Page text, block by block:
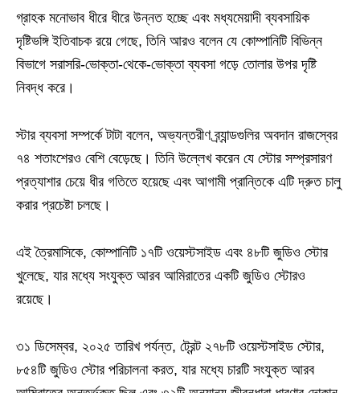
গ্রাহক মনোভাব ধীরে ধীরে উন্নত হচ্ছে এবং মধ্যমেয়াদী ব্যবসায়িক
দৃষ্টিভঙ্গি ইতিবাচক রয়ে গেছে, তিনি আরও বলেন যে কোম্পানিটি বিভিন্ন
বিভাগে সরাসরি-ভোক্তা-থেকে-ভোক্তা ব্যবসা গড়ে তোলার উপর দৃষ্টি
নিবদ্ধ করে।
স্টার ব্যবসা সম্পর্কে টাটা বলেন, অভ্যন্তরীণ ব্র্যান্ডগুলির অবদান রাজস্বের
৭৪ শতাংশেরও বেশি বেড়েছে। তিনি উল্লেখ করেন যে স্টোর সম্প্রসারণ
প্রত্যাশার চেয়ে ধীর গতিতে হয়েছে এবং আগামী প্রান্তিকে এটি দ্রুত চালু
করার প্রচেষ্টা চলছে।
এই ত্রৈমাসিকে, কোম্পানিটি ১৭টি ওয়েস্টসাইড এবং ৪৮টি জুডিও স্টোর
খুলেছে, যার মধ্যে সংযুক্ত আরব আমিরাতের একটি জুডিও স্টোরও
রয়েছে।
৩১ ডিসেম্বর, ২০২৫ তারিখ পর্যন্ত, ট্রেন্ট ২৭৮টি ওয়েস্টসাইড স্টোর,
৮৫৪টি জুডিও স্টোর পরিচালনা করত, যার মধ্যে চারটি সংযুক্ত আরব